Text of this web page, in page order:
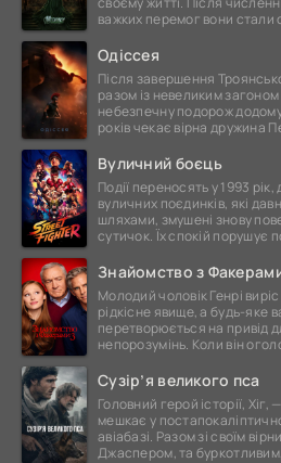
важких перемог вони
Одіссея
Після завершення
разом із невеликим
небезпечну подорож
років чекає вірна дружина
Вуличний боєць
Події переносять у 1993
вуличних поєдинків, які
шляхами, змушені знову
сутичок. Їх спокій порушує
Знайомство з
Молодий чоловік Генрі
рідкісне явище, а будь-яке
перетворюється на привід
непорозумінь. Коли він
Сузір’я великого пса
Головний герой історії, Хіг,
мешкає у
авіабазі. Разом зі своїм
Джаспером, та